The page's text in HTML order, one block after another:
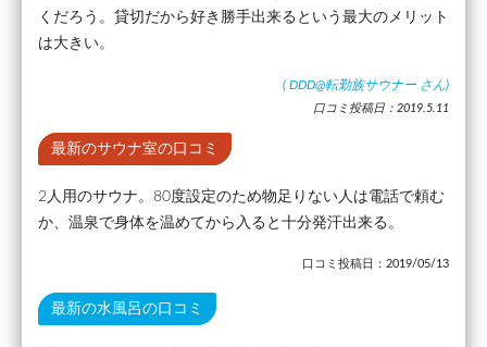
くだろう。貸切だから好き勝手出来るという最大のメリット
は大きい。
( DDD@転勤族サウナー さん)
口コミ投稿日：2019.5.11
最新のサウナ室の口コミ
2人用のサウナ。80度設定のため物足りない人は電話で頼む
か、温泉で身体を温めてから入ると十分発汗出来る。
口コミ投稿日：2019/05/13
最新の水風呂の口コミ